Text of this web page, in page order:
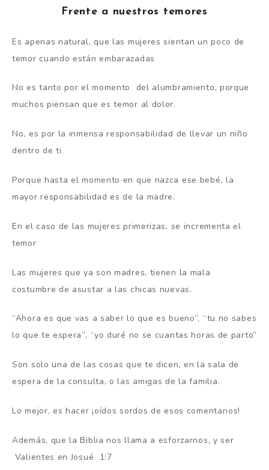
Frente a nuestros temores
Es apenas natural, que las mujeres sientan un poco de
temor cuando están embarazadas
No es tanto por el momento del alumbramiento, porque
muchos piensan que es temor al dolor.
No, es por la inmensa responsabilidad de llevar un niño
dentro de ti
Porque hasta el momento en que nazca ese bebé, la
mayor responsabilidad es de la madre.
En el caso de las mujeres primerizas, se incrementa el
temor
Las mujeres que ya son madres, tienen la mala
costumbre de asustar a las chicas nuevas.
“Ahora es que vas a saber lo que es bueno”, “tu no sabes
lo que te espera”, “yo duré no se cuantas horas de parto”
Son solo una de las cosas que te dicen, en la sala de
espera de la consulta, o las amigas de la familia.
Lo mejor, es hacer ¡oídos sordos de esos comentarios!
Además, que la Biblia nos llama a esforzarnos, y ser
Valientes en Josué 1:7